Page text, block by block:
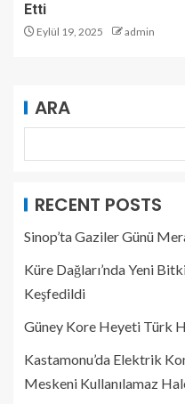
Etti
Eylül 19, 2025 admin
ARA
RECENT POSTS
Sinop’ta Gaziler Günü
Küre Dağları’nda Yeni
Keşfedildi
Güney Kore Heyeti Türk
Kastamonu’da Elektrik
Meskeni Kullanılamaz